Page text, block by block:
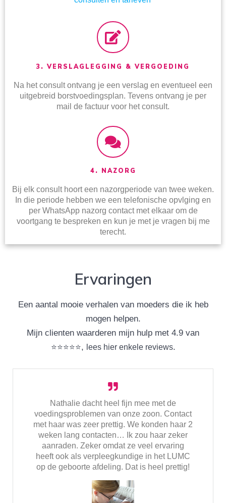
3. VERSLAGLEGGING & VERGOEDING
Na het consult ontvang je een verslag en eventueel een
uitgebreid borstvoedingsplan. Tevens ontvang je per
mail de factuur voor het consult.
4. NAZORG
Bij elk consult hoort een nazorgperiode van twee weken.
In die periode hebben we een telefonische opvlging en
per WhatsApp nazorg contact met elkaar om de
voortgang te bespreken en kun je met je vragen bij me
terecht.
Ervaringen
Een aantal mooie verhalen van moeders die ik heb
mogen helpen.
Mijn clienten waarderen mijn hulp met 4.9 van
⭐⭐⭐⭐⭐, lees hier enkele reviews.
Nathalie dacht heel fijn mee met de
voedingsproblemen van onze zoon. Contact
met haar was zeer prettig. We konden haar 2
weken lang contacten… Ik zou haar zeker
aanraden. Zeker omdat ze veel ervaring
heeft ook als verpleegkundige in het LUMC
op de geboorte afdeling. Dat is heel prettig!